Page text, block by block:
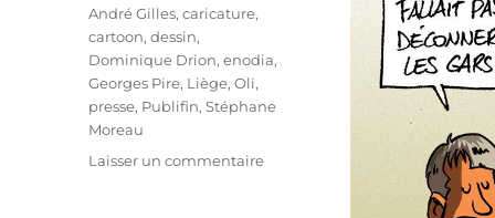
Étiquettes
André Gilles,caricature,
cartoon,dessin,
Dominique Drion,enodia,
Georges Pire, Liège,Oli,
presse, Publifin,Stéphane
Moreau
Laisser un commentairesur